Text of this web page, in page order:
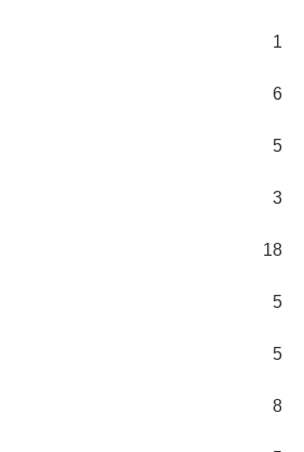
1
6
5
3
18
5
5
8